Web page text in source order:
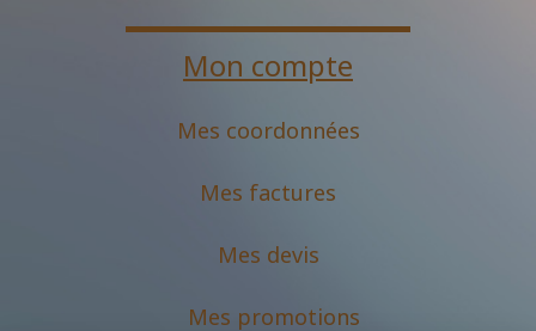
Mon compte
Mes coordonnées
Mes factures
Mes devis
Mes promotions